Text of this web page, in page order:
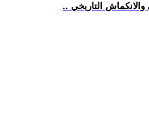
التاريخي